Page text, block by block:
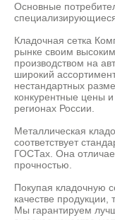
Основные
Кладочная сетка
рынке своим
производством на
широкий
нестандартных
конкурентные цены
регионах России.
Металлическая
соответствует
ГОСТах. Она
прочностью.
Покупая кладочную
качестве продукции,
Мы гарантируем